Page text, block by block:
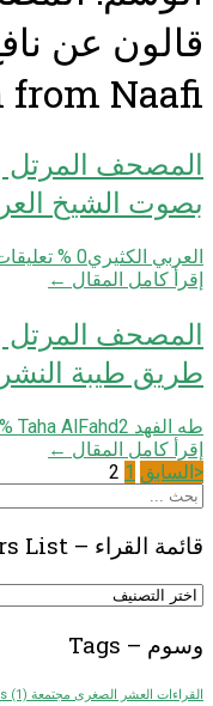
from Naafi
المصحف المرتل
بصوت الشيخ
العربي الكثيري0
%
إقرأ كامل المقال ←
المصحف المرتل
طریق طیبة
طه الفهد Taha AlFahd 2
إقرأ كامل المقال ←
تعدد
صفحات
المقالات
<السابق 1
2
ابحث
عن
قائمة القراء – Reciters List
قائمة
Reciters
List
وسوم – Tags
القراءات العشر الصغرى مجتمعة The ten minor Narrations (1)